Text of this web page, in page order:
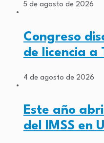
5 de agosto de 2026
Congreso
de licencia a
4 de agosto de 2026
Este año
del IMSS en